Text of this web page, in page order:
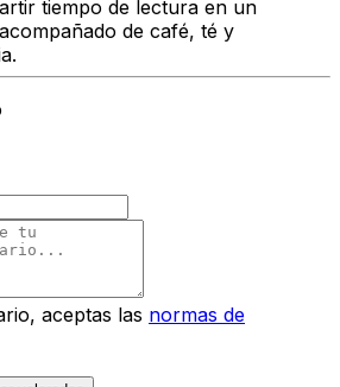
tiempo de lectura en un
de café, té y
aceptas las normas de